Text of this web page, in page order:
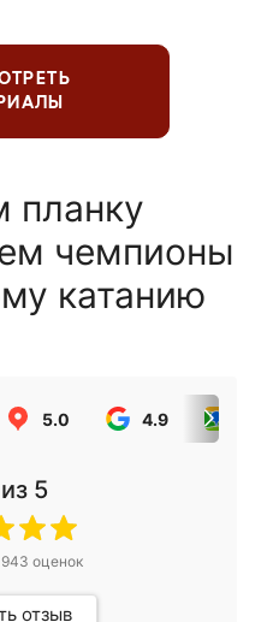
чемпионы
катанию
5.0 4.9
из 5
943 оценок
отзыв